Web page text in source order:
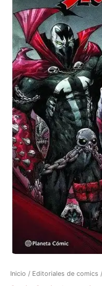
Inicio / Editoriales de comics /